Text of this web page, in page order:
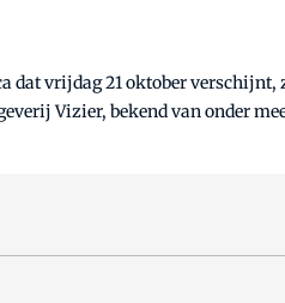
dat vrijdag 21 oktober
Vizier, bekend van onder